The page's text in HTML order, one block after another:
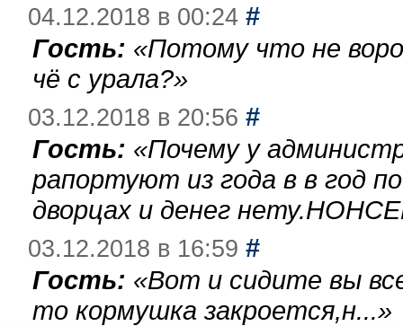
04.12.2018 в 00:24 #
Гость: «Потому что не
чё с урала?»
03.12.2018 в 20:56 #
Гость: «Почему у
рапортуют из года в в год
дворцах и денег
03.12.2018 в 16:59 #
Гость: «Вот и сидите вы
то кормушка закроется,н...»